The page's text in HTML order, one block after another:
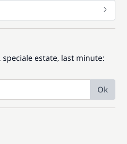
estate, last minute:
Ok